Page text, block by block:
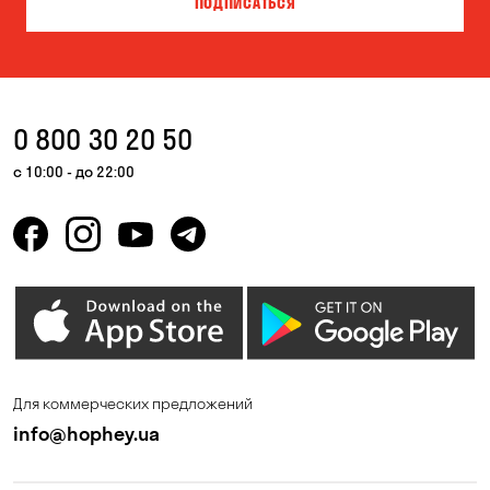
Горишние Плавни
Елизаветовка Зазимье
Калиновка
0 800 30 20 50
с 10:00 - до 22:00
Для коммерческих предложений
info@hophey.ua